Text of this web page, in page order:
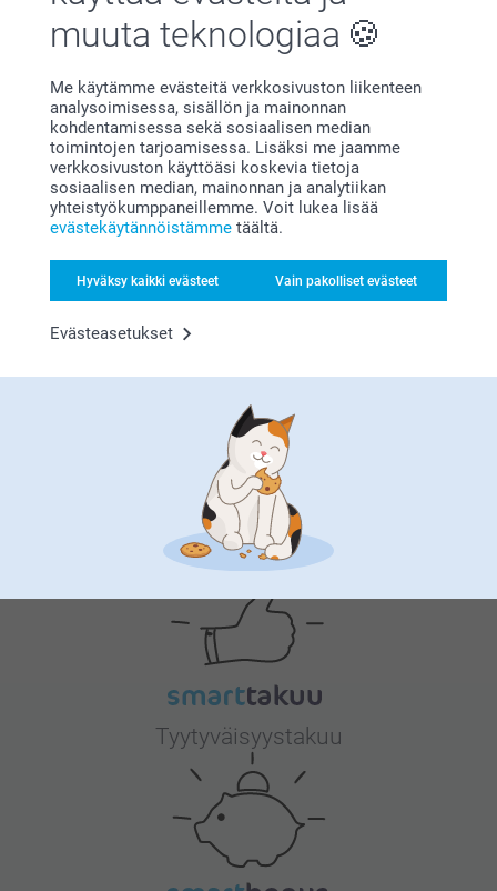
muuta teknologiaa
Me käytämme evästeitä verkkosivuston liikenteen
analysoimisessa, sisällön ja mainonnan
kohdentamisessa sekä sosiaalisen median
toimintojen tarjoamisessa. Lisäksi me jaamme
verkkosivuston käyttöäsi koskevia tietoja
sosiaalisen median, mainonnan ja analytiikan
yhteistyökumppaneillemme. Voit lukea lisää
evästekäytännöistämme täältä.
Hyväksy kaikki evästeet Vain pakolliset evästeet
Evästeasetukset
12:51
Hei Aaron
meille erittäin tärkeää. Kiva että pidät
kangaskassista, toivon siitä on iloa pitkäksi aikaa!
Mukavaa päivänjatkoa,
Johanna, Smartphoto
Näytä lisää
Liittyvät tuotteet
Heijastinliivi
5 mallia
21,95
Persoonallinen
jumppapussi
19,95
Alkaen 5,95
(13 arvostelut)
Avaimenperä
(74 arvostelut)
Miksismartphoto
Tyytyväisyystakuu